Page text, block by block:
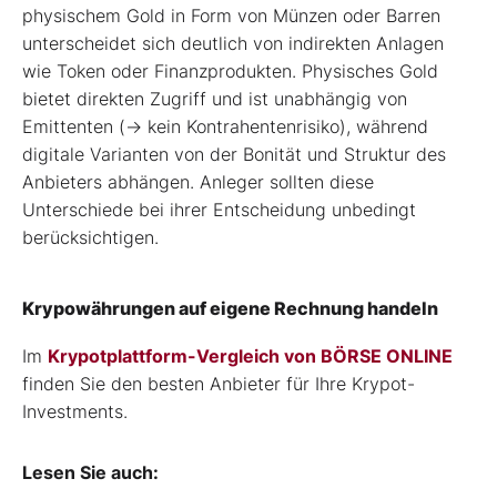
physischem Gold in Form von Münzen oder Barren
unterscheidet sich deutlich von indirekten Anlagen
wie Token oder Finanzprodukten. Physisches Gold
bietet direkten Zugriff und ist unabhängig von
Emittenten (-> kein Kontrahentenrisiko), während
digitale Varianten von der Bonität und Struktur des
Anbieters abhängen. Anleger sollten diese
Unterschiede bei ihrer Entscheidung unbedingt
berücksichtigen.
Krypowährungen auf eigene Rechnung handeln
Im Krypotplattform-Vergleich von BÖRSE ONLINE
finden Sie den besten Anbieter für Ihre Krypot-
Investments.
Lesen Sie auch: